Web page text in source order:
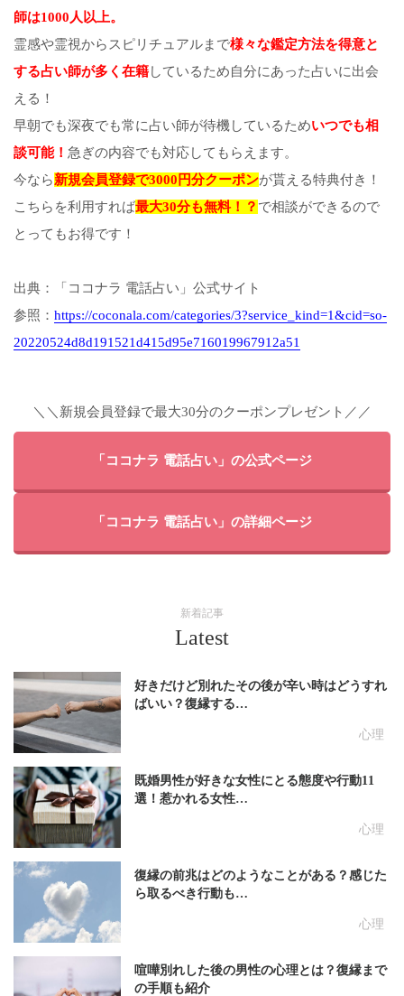
師は1000人以上。
霊感や霊視からスピリチュアルまで様々な鑑定方法を得意と
する占い師が多く在籍しているため自分にあった占いに出会
える！
早朝でも深夜でも常に占い師が待機しているためいつでも相
談可能！ 急ぎの内容でも対応してもらえます。
今なら新規会員登録で3000円分クーポンが貰える特典付き！
こちらを利用すれば最大30分も無料！？ で相談ができるので
とってもお得です！
出典：「ココナラ 電話占い」公式サイト
参照： https://coconala.com/categories/3?service_kind=1&cid=so-
20220524d8d191521d415d95e716019967912a51
＼＼新規会員登録で最大30分のクーポンプレゼント／／
「ココナラ 電話占い」の公式ページ
「ココナラ 電話占い」の詳細ページ
新着記事
Latest
心理
好きだけど別れたその後が辛い時はどうすれ
ばいい？復縁する…
心理
既婚男性が好きな女性にとる態度や行動11
選！惹かれる女性…
心理
復縁の前兆はどのようなことがある？感じた
ら取るべき行動も…
喧嘩別れした後の男性の心理とは？復縁まで
の手順も紹介